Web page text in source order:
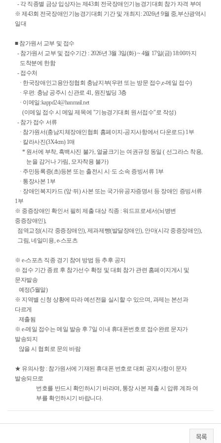
- 각 직종별 금상 입상자는 제43회 전국장애인기능경기대회 참가 자격 부여
※ 제43회 전국장애인기능경기대회 기간 및 개최지: 2026년 9월 중,부산광역시
일대
■ 참가원서 교부 및 접수
- 참가원서 교부 및 접수기간 : 2026년 3월 3일(화) ~ 4월 17일(금) 18:00까지
도착분에 한함
- 접수처
· 한국장애인고용안정협회 충남지부(우편 또는 방문 접수,e-메일 접수)
· 우편: 충남 공주시 신관로 41, 원진빌딩 3층
· 이메일:kappd24@hanmail.net
(이메일 접수 시 메일 제목에 "기능경기대회 원서접수"로 작성)
- 참가 접수 서류
· 참가원서(충남지체장애인협회 홈페이지-공지사항에서 다운로드) 1부
· 칼라사진(3X4cm) 1매
* 원서에 부착, 흑백사진 불가, 얼굴크기는 여권규정 동일 ( 선그라스 착용,
눈을 감거나 가림, 모자착용 불가)
· 주민등록증(초)등본 또는 출전시 시·도 소속 증빙서류 1부
· 통장사본 1부
· 장애인복지카드 (앞·뒤) 사본 또는 국가유공자증명서 등 장애인 증빙서류
1부
※ 중증장애인 확인서 필히 제출 대상 직종 : 워드프로세서(뇌병변
중증장애인),
점역교정(시각 중증장애인), 제과제빵(발달장애인), 안마(시각 중증장애인),
그림, 네일미용, e-스포츠
※ e-스포츠 직종 경기 참여 방법 등 추후 공지
※ 접수 기간 종료 후 참가선수 확정 및 대회 참가 관련 홈페이지게시 및
문자발송
예정(5월말)
※ 지역별 신청 상황에 따라 예선전을 실시할 수 있으며, 과제는 본선과
다르게
제출됨
※ e-메일 접수는 메일 발송 후 7일 이내 휴대폰번호로 접수완료 문자가
발송되지
않을 시 협회로 문의 바람
★ 유의사항 : 참가원서에 기재된 휴대폰 번호로 대회 공지사항이 문자
발송되므로
번호를 반드시 확인하시기 바라며, 통장 사본 제출 시 압류 계좌 여
부를 확인하시기 바랍니다.
목록